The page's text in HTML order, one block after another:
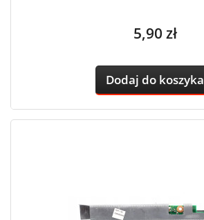
Cena
5,90 zł
Dodaj do koszyka